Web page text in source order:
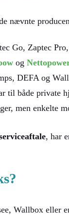
nævnte
Go, Zaptec
og
DEFA og
til både private
men enkelte
, har
Wallbox